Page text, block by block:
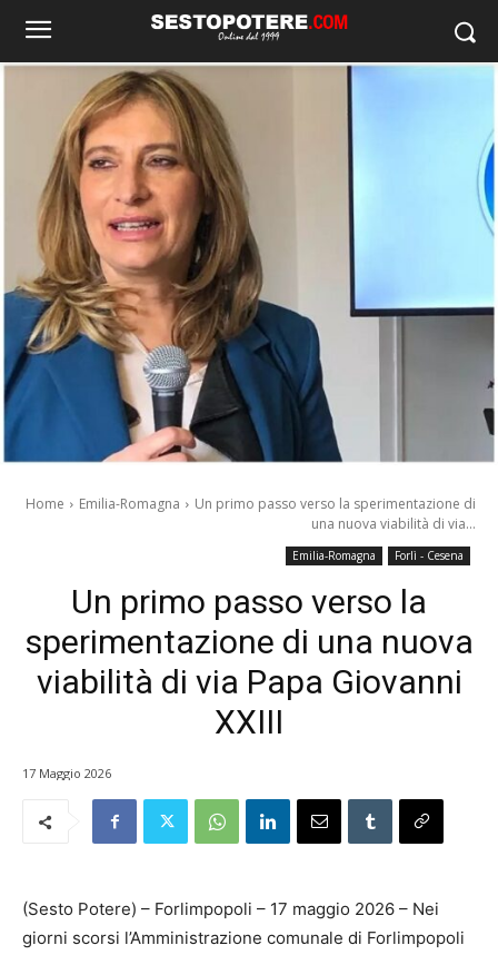
Home Emilia-Romagna
Un primo passo verso la sperimentazione di
una nuova viabilità di via...
Emilia-Romagna Forlì - Cesena
Un primo passo verso la
sperimentazione di una nuova
viabilità di via Papa Giovanni
XXIII
17 Maggio 2026
(Sesto Potere) – Forlimpopoli – 17 maggio 2026 – Nei
giorni scorsi l’Amministrazione comunale di Forlimpopoli